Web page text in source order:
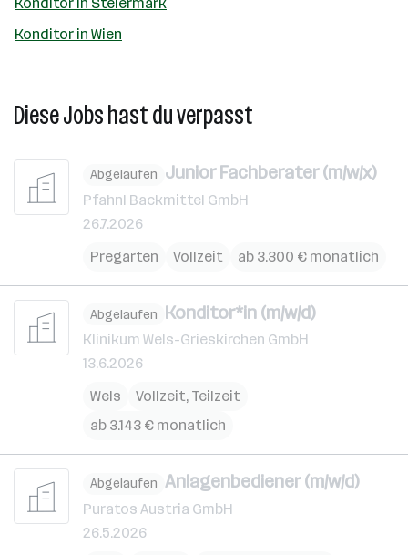
Konditor in Wien
Diese Jobs hast du verpasst
Abgelaufen Junior Fachberater (m/w/x)
Pfahnl Backmittel GmbH
26.7.2026
Pregarten
Vollzeit ab 3.300 € monatlich
Abgelaufen Konditor*in (m/w/d)
Klinikum Wels-Grieskirchen GmbH
13.6.2026
Wels
Vollzeit, Teilzeit
ab 3.143 € monatlich
Abgelaufen Anlagenbediener (m/w/d)
Puratos Austria GmbH
26.5.2026